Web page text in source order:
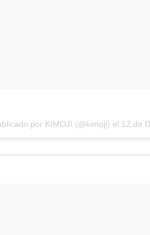
por KIMOJI (@kimoji) el 12 de